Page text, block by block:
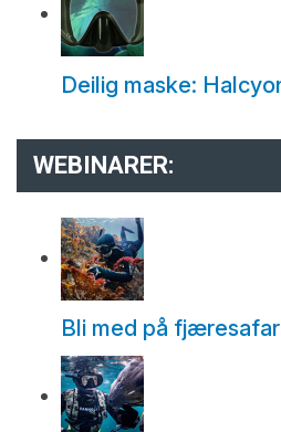
Deilig maske:
WEBINARER:
Bli med på